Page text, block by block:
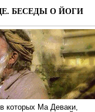
БЕСЕДЫ О ЙОГИ
которых Ма Деваки,